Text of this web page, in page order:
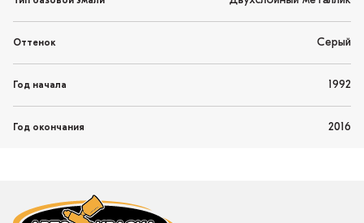
Оттенок Серый
Год начала 1992
Год окончания 2016